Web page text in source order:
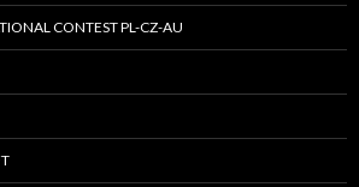
CONTEST PL-CZ-AU